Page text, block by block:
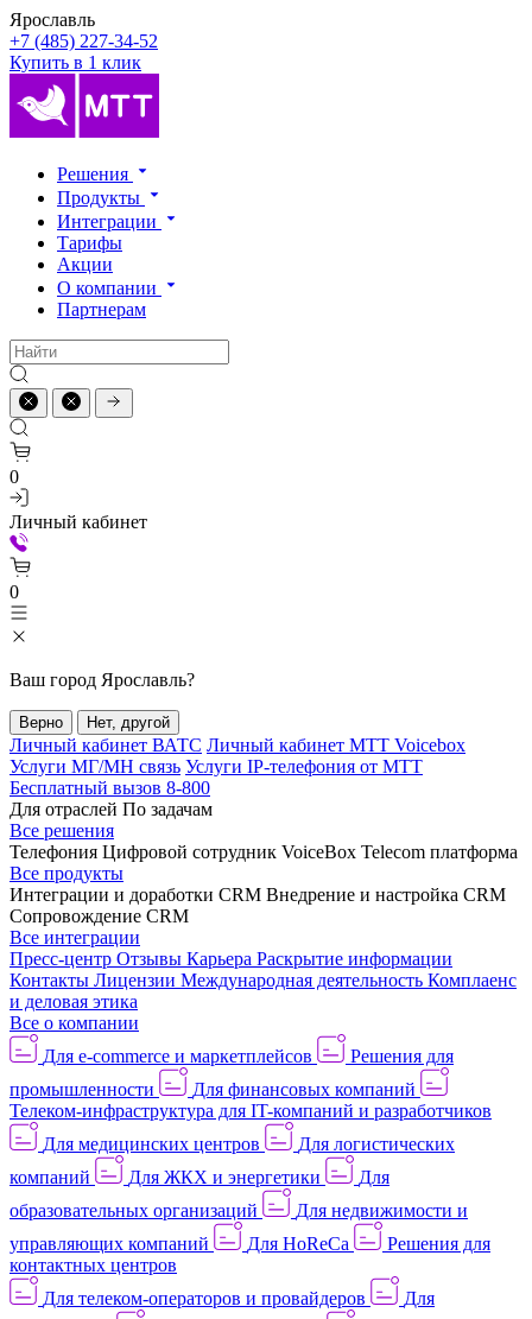
Ярославль
+7 (485) 227-34-52
Купить в 1 клик
Решения
Продукты
Интеграции
Тарифы
Акции
О компании
Партнерам
0
Личный кабинет
0
Ваш город Ярославль?
Верно Нет, другой
Личный кабинет ВАТС Личный кабинет МТТ Voicebox
Услуги МГ/МН связь Услуги IP-телефония от МТТ
Бесплатный вызов 8-800
Для отраслей По задачам
Все решения
Телефония Цифровой сотрудник VoiceBox Telecom платформа
Все продукты
Интеграции и доработки CRM Внедрение и настройка CRM
Сопровождение CRM
Все интеграции
Пресс-центр Отзывы Карьера Раскрытие информации
Контакты Лицензии Международная деятельность Комплаенс
и деловая этика
Все о компании
Для e-commerce и маркетплейсов
Решения для
промышленности
Для финансовых компаний
Телеком-инфраструктура для IT-компаний и разработчиков
Для медицинских центров
Для логистических
компаний
Для ЖКХ и энергетики
Для
образовательных организаций
Для недвижимости и
управляющих компаний
Для HoReCa
Решения для
контактных центров
Для телеком-операторов и провайдеров
Для